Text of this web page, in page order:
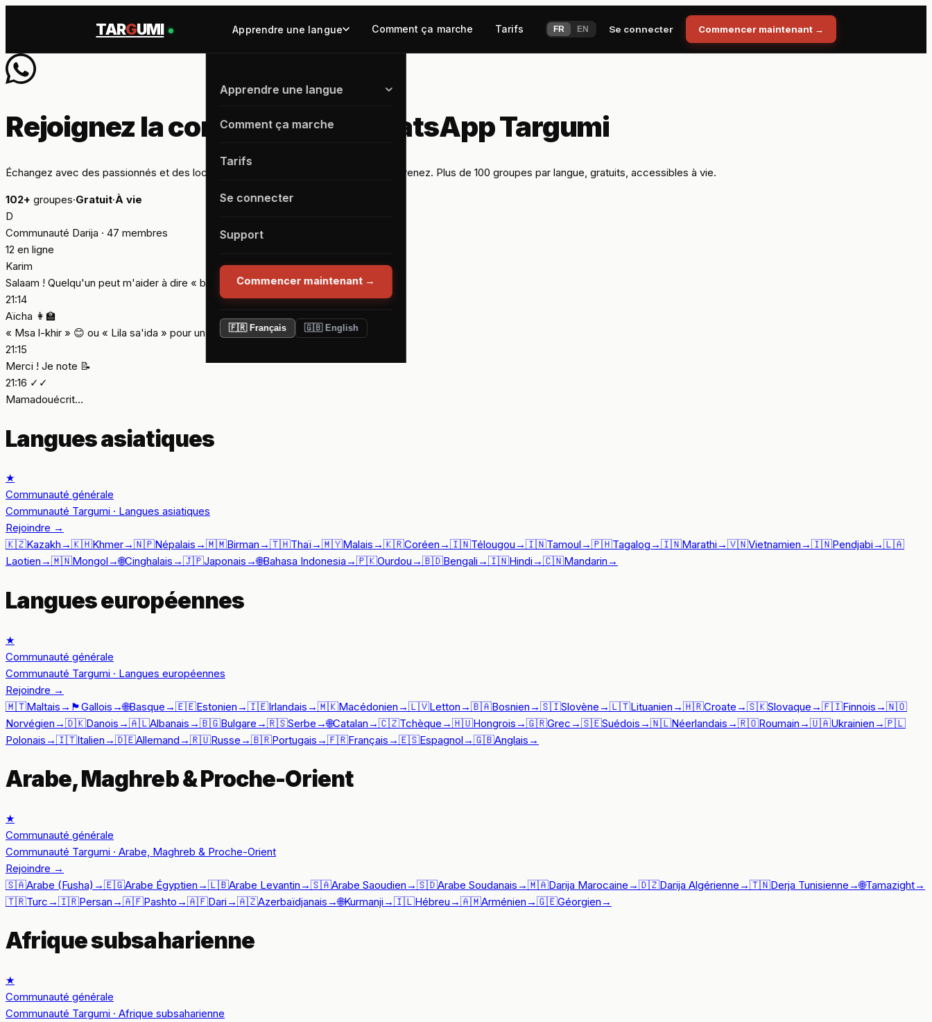
TARGUMI Apprendre une langue Comment ça marche Tarifs FR EN Se connecter Commencer maintenant→
Apprendre une langue
Comment ça marche
Tarifs
Se connecter
Support
Commencer maintenant →
🇫🇷 Français 🇬🇧 English
Rejoignez la communauté WhatsApp Targumi
Échangez avec des passionnés et des locuteurs natifs dans la langue que vous apprenez. Plus de 100 groupes par langue, gratuits, accessibles à vie.
102+ groupes·Gratuit·À vie
D
Communauté Darija · 47 membres
12 en ligne
Karim
Salaam ! Quelqu'un peut m'aider à dire « bonne soirée » en darija ?
21:14
Aïcha 👩‍🏫
« Msa l-khir » 😊 ou « Lila sa'ida » pour un usage plus formel.
21:15
Merci ! Je note 📝
21:16 ✓✓
Mamadouécrit…
Langues asiatiques
★
Communauté générale
Communauté Targumi · Langues asiatiques
Rejoindre →
🇰🇿Kazakh →🇰🇭Khmer→🇳🇵Népalais →🇲🇲Birman →🇹🇭Thaï→🇲🇾Malais →🇰🇷Coréen →🇮🇳Télougou →🇮🇳Tamoul →🇵🇭Tagalog →🇮🇳Marathi →🇻🇳Vietnamien →🇮🇳Pendjabi →🇱🇦
Laotien →🇲🇳Mongol →🌐Cinghalais →🇯🇵Japonais →🌐Bahasa Indonesia →🇵🇰Ourdou →🇧🇩Bengali →🇮🇳Hindi →🇨🇳Mandarin →
Langues européennes
★
Communauté générale
Communauté Targumi · Langues européennes
Rejoindre →
🇲🇹Maltais → 🏴󠁧󠁢󠁷󠁬󠁳󠁿Gallois →🌐Basque →🇪🇪Estonien →🇮🇪Irlandais →🇲🇰Macédonien →🇱🇻Letton →🇧🇦Bosnien →🇸🇮Slovène →🇱🇹Lituanien →🇭🇷Croate →🇸🇰Slovaque →🇫🇮Finnois →🇳🇴
Norvégien →🇩🇰Danois →🇦🇱Albanais →🇧🇬Bulgare →🇷🇸Serbe →🌐Catalan →🇨🇿Tchèque →🇭🇺Hongrois →🇬🇷Grec →🇸🇪Suédois →🇳🇱Néerlandais →🇷🇴Roumain →🇺🇦Ukrainien →🇵🇱
Polonais →🇮🇹Italien →🇩🇪Allemand →🇷🇺Russe →🇧🇷Portugais →🇫🇷Français →🇪🇸Espagnol →🇬🇧Anglais →
Arabe, Maghreb & Proche-Orient
★
Communauté générale
Communauté Targumi · Arabe, Maghreb & Proche-Orient
Rejoindre →
🇸🇦Arabe (Fusha) →🇪🇬Arabe Égyptien →🇱🇧Arabe Levantin →🇸🇦Arabe Saoudien →🇸🇩Arabe Soudanais →🇲🇦Darija Marocaine →🇩🇿Darija Algérienne →🇹🇳Derja Tunisienne →🌐Tamazight→
🇹🇷Turc →🇮🇷Persan →🇦🇫Pashto →🇦🇫Dari →🇦🇿Azerbaïdjanais →🌐Kurmanji →🇮🇱Hébreu →🇦🇲Arménien →🇬🇪Géorgien →
Afrique subsaharienne
★
Communauté générale
Communauté Targumi · Afrique subsaharienne